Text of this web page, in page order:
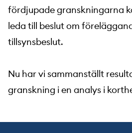
fördjupade granskningarna
leda till beslut om
tillsynsbeslut.
Nu har vi sammanställt
granskning i en analys i